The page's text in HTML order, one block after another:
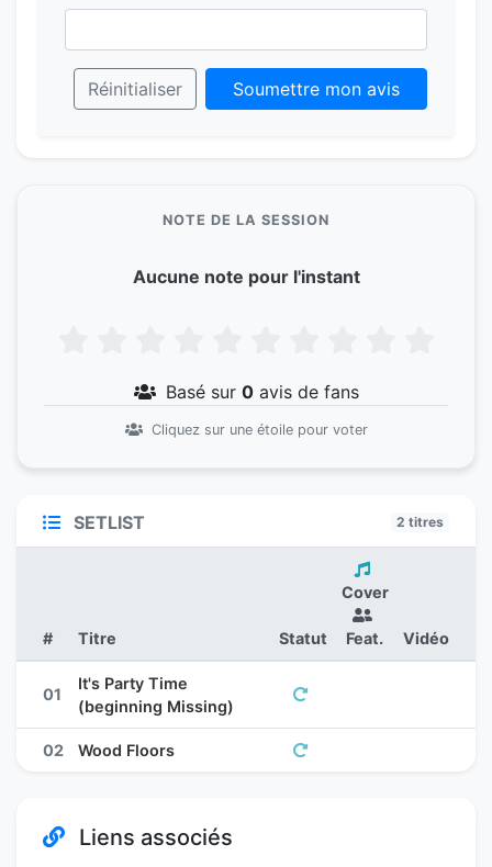
Réinitialiser Soumettre mon avis
NOTE DE LA SESSION
Aucune note pour l'instant
Basé sur 0avis de fans
Cliquez sur une étoile pour voter
SETLIST 2 titres
# Titre Statut
Cover
Feat. Vidéo
01
It's Party Time
(beginning Missing)
02 Wood Floors
Liens associés